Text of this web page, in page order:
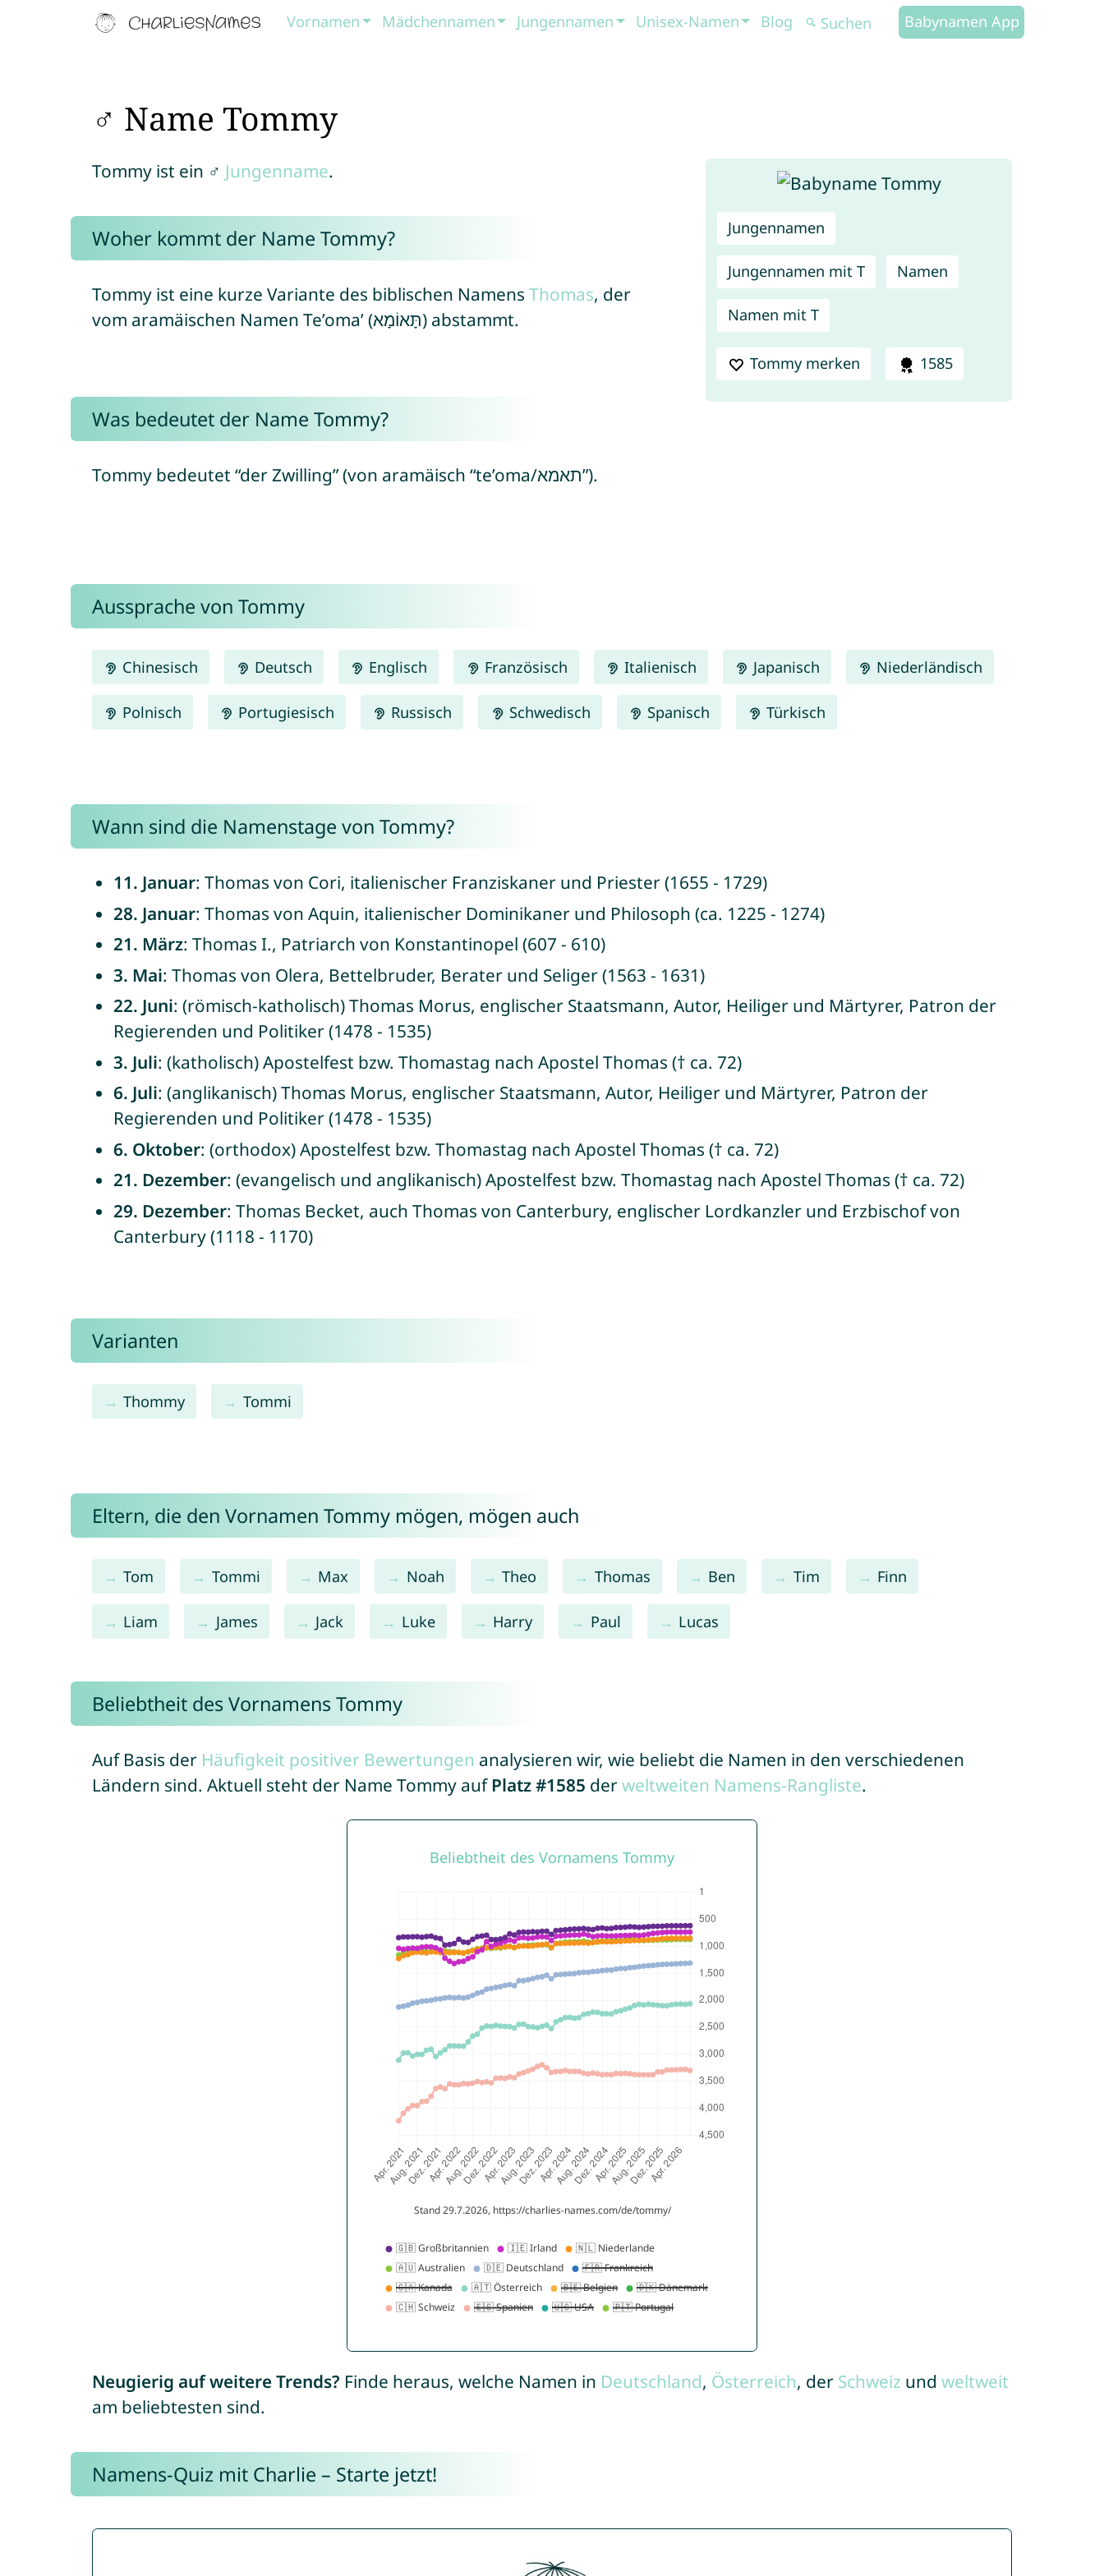
Vornamen Mädchennamen Jungennamen Unisex-Namen Blog Babynamen App
♂ Name Tommy
Jungennamen
Jungennamen mit T Namen
Namen mit T
Tommy merken 1585
Tommy ist ein ♂ Jungenname.
Woher kommt der Name Tommy?
Tommy ist eine kurze Variante des biblischen Namens Thomas, der
vom aramäischen Namen Te’oma’ (תָּאוֹמָא) abstammt.
Was bedeutet der Name Tommy?
Tommy bedeutet “der Zwilling” (von aramäisch “te’oma/תאמא”).
Aussprache von Tommy
Chinesisch Deutsch Englisch Französisch Italienisch Japanisch Niederländisch
Polnisch Portugiesisch Russisch Schwedisch Spanisch Türkisch
Wann sind die Namenstage von Tommy?
11. Januar: Thomas von Cori, italienischer Franziskaner und Priester (1655 - 1729)
28. Januar: Thomas von Aquin, italienischer Dominikaner und Philosoph (ca. 1225 - 1274)
21. März: Thomas I., Patriarch von Konstantinopel (607 - 610)
3. Mai: Thomas von Olera, Bettelbruder, Berater und Seliger (1563 - 1631)
22. Juni: (römisch-katholisch) Thomas Morus, englischer Staatsmann, Autor, Heiliger und Märtyrer, Patron der
Regierenden und Politiker (1478 - 1535)
3. Juli: (katholisch) Apostelfest bzw. Thomastag nach Apostel Thomas († ca. 72)
6. Juli: (anglikanisch) Thomas Morus, englischer Staatsmann, Autor, Heiliger und Märtyrer, Patron der
Regierenden und Politiker (1478 - 1535)
6. Oktober: (orthodox) Apostelfest bzw. Thomastag nach Apostel Thomas († ca. 72)
21. Dezember: (evangelisch und anglikanisch) Apostelfest bzw. Thomastag nach Apostel Thomas († ca. 72)
29. Dezember: Thomas Becket, auch Thomas von Canterbury, englischer Lordkanzler und Erzbischof von
Canterbury (1118 - 1170)
Varianten
Thommy Tommi
Eltern, die den Vornamen Tommy mögen, mögen auch
Tom Tommi Max Noah Theo Thomas Ben Tim Finn
Liam James Jack Luke Harry Paul Lucas
Beliebtheit des Vornamens Tommy
Auf Basis der Häufigkeit positiver Bewertungen analysieren wir, wie beliebt die Namen in den verschiedenen
Ländern sind. Aktuell steht der Name Tommy auf Platz #1585 derweltweiten Namens-Rangliste.
Neugierig auf weitere Trends? Finde heraus, welche Namen in Deutschland, Österreich, der Schweiz und weltweit
am beliebtesten sind.
Namens-Quiz mit Charlie – Starte jetzt!